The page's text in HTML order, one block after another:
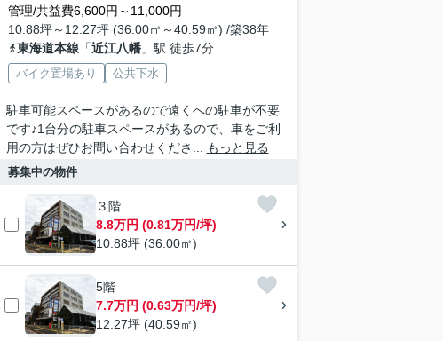
管理/共益費6,600円～11,000円
10.88坪～12.27坪 (36.00㎡～40.59㎡) /築38年
東海道本線「近江八幡」駅 徒歩7分
バイク置場あり 公共下水
駐車可能スペースがあるので遠くへの駐車が不要
です♪1台分の駐車スペースがあるので、車をご利
用の方はぜひお問い合わせくださ...
もっと見る
募集中の物件
３階
8.8万円 (0.81万円/坪)
10.88坪 (36.00㎡)
5階
7.7万円 (0.63万円/坪)
12.27坪 (40.59㎡)